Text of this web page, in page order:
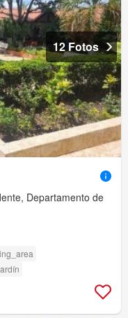
12 Fotos
Departamento de